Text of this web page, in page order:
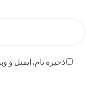
ذخیره نام، ایمیل و